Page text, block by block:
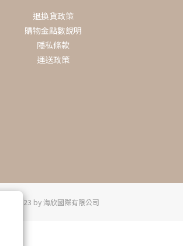
退換貨政策
購物金點數說明
隱私條款
運送政策
© 2023 by 海欣國際有限公司